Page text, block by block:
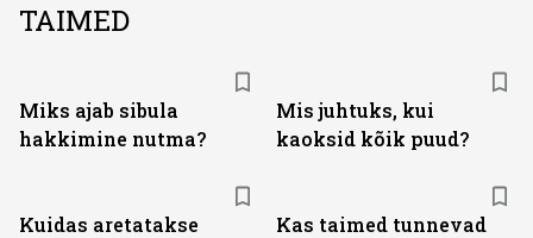
TAIMED
Miks ajab sibula
hakkimine nutma?
Mis juhtuks, kui
kaoksid kõik puud?
Kuidas aretatakse
Kas taimed tunnevad